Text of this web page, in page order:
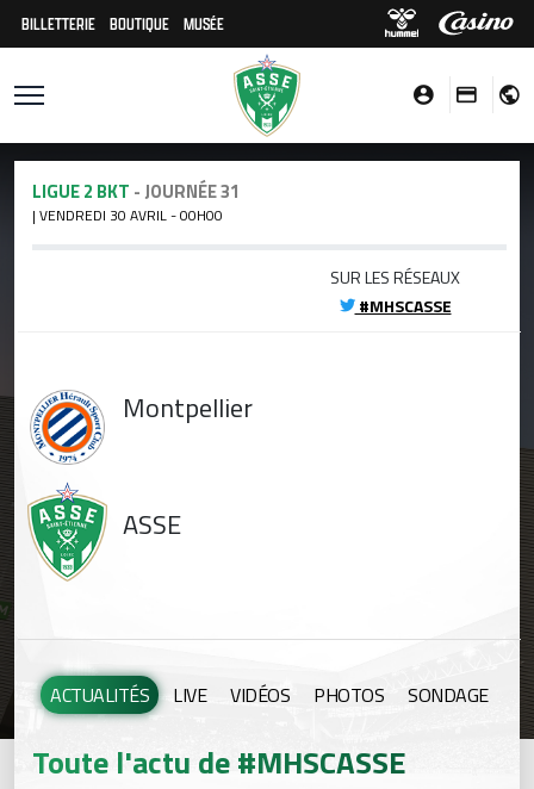
BILLETTERIE BOUTIQUE MUSÉE
LIGUE 2 BKT - JOURNÉE 31
| VENDREDI 30 AVRIL - 00H00
SUR LES RÉSEAUX
#MHSCASSE
Montpellier
ASSE
ACTUALITÉS LIVE VIDÉOS PHOTOS SONDAGE
Toute l'actu de #MHSCASSE